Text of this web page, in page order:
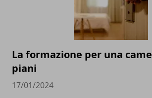
La formazione per una
piani
17/01/2024